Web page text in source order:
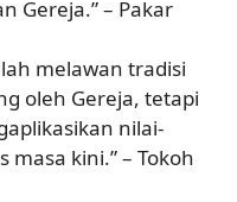
Gereja.” – Pakar
melawan tradisi
oleh Gereja, tetapi
nilai-
kini.” – Tokoh